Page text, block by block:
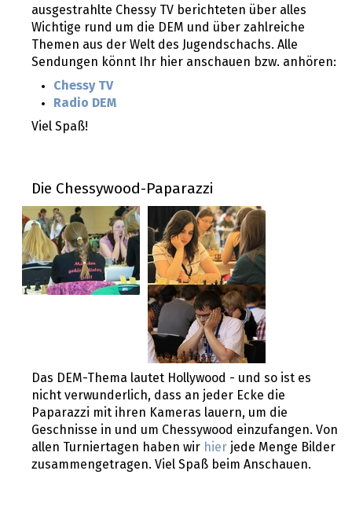
ausgestrahlte Chessy TV berichteten über alles
Wichtige rund um die DEM und über zahlreiche
Themen aus der Welt des Jugendschachs. Alle
Sendungen könnt Ihr hier anschauen bzw. anhören:
Chessy TV
Radio DEM
Viel Spaß!
Die Chessywood-Paparazzi
Das DEM-Thema lautet Hollywood - und so ist es
nicht verwunderlich, dass an jeder Ecke die
Paparazzi mit ihren Kameras lauern, um die
Geschnisse in und um Chessywood einzufangen. Von
allen Turniertagen haben wir hier jede Menge Bilder
zusammengetragen. Viel Spaß beim Anschauen.